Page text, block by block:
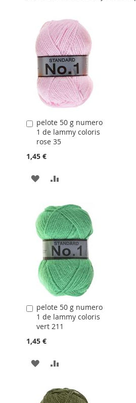
pelote 50 g numero
1 de lammy coloris
rose 35
1,45 €
Ajouter
au
panier
AJOUTER
LA
LISTE
D'ACHATS
COMPARATEUR
pelote 50 g numero
1 de lammy coloris
vert 211
1,45 €
Ajouter
au
panier
AJOUTER
LA
COMPARATEUR